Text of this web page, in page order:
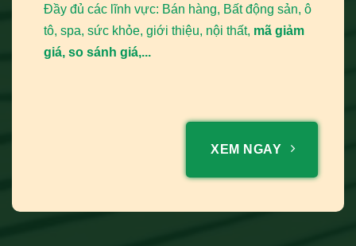
Đầy đủ các lĩnh vực: Bán hàng, Bất động sản, ô
tô, spa, sức khỏe, giới thiệu, nội thất, mã giảm
giá, so sánh giá,...
XEM NGAY